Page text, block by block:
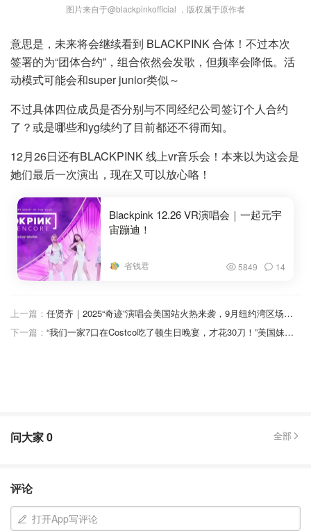
图片来自于@blackpinkofficial ，版权属于原作者
意思是，未来将会继续看到 BLACKPINK 合体！不过本次
签署的为“团体合约”，组合依然会发歌，但频率会降低。活
动模式可能会和super junior类似～
不过具体四位成员是否分别与不同经纪公司签订个人合约
了？或是哪些和yg续约了目前都还不得而知。
12月26日还有BLACKPINK 线上vr音乐会！本来以为这会是
她们最后一次演出，现在又可以放心咯！
Blackpink 12.26 VR演唱会｜一起元宇
宙蹦迪！
省钱君 5849 14
上一篇：
任贤齐｜2025“奇迹”演唱会美国站火热来袭，9月纽约湾区场来啦！时间/地点/歌单
下一篇：
“我们一家7口在Costco吃了顿生日晚宴，才花30刀！”美国妹纸高兴坏了...
问大家0 全部
评论
打开App写评论